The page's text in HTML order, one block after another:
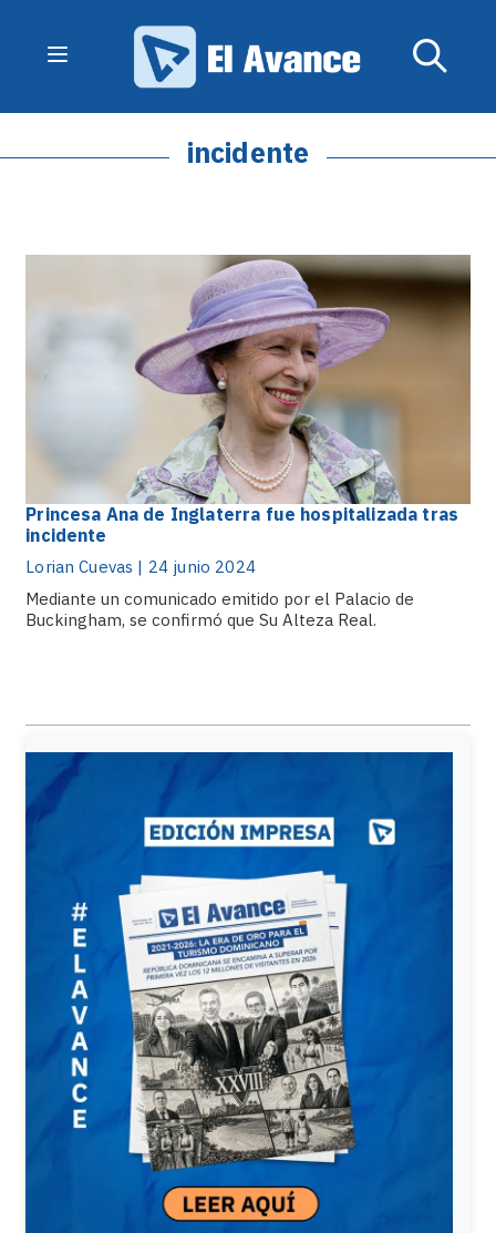
incidente
Princesa Ana de Inglaterra fue hospitalizada tras
incidente
Lorian Cuevas | 24 junio 2024
Mediante un comunicado emitido por el Palacio de
Buckingham, se confirmó que Su Alteza Real.